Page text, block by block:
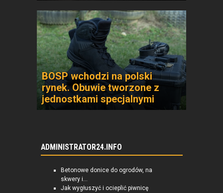
BOSP wchodzi na polski
rynek. Obuwie tworzone z
jednostkami specjalnymi
ADMINISTRATOR24.INFO
Betonowe donice do ogrodów, na
skwery i...
Jak wygłuszyć i ocieplić piwnicę